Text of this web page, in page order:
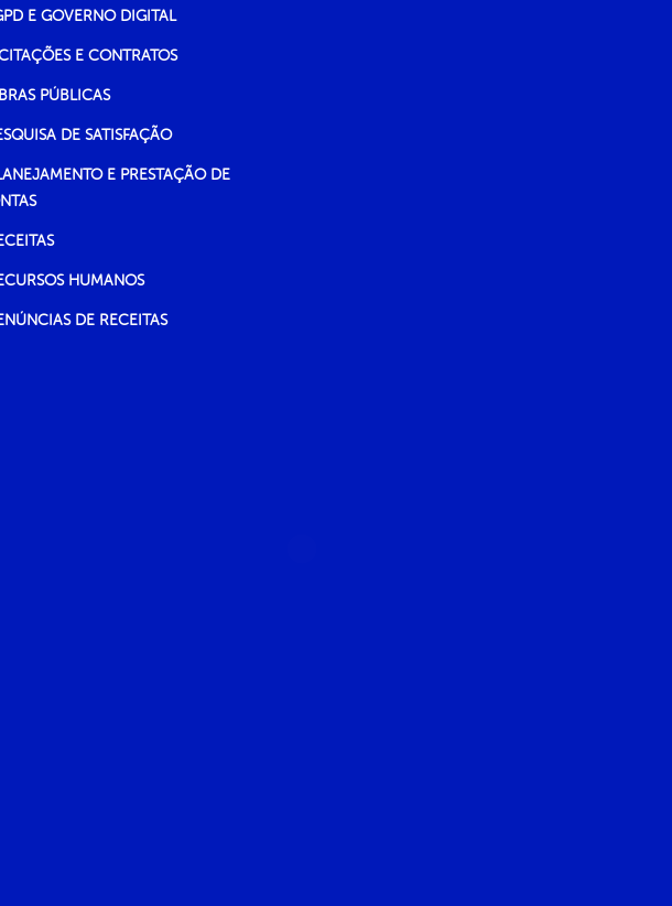
E GOVERNO DIGITAL
E CONTRATOS
PÚBLICAS
DE SATISFAÇÃO
E PRESTAÇÃO DE
HUMANOS
DE RECEITAS